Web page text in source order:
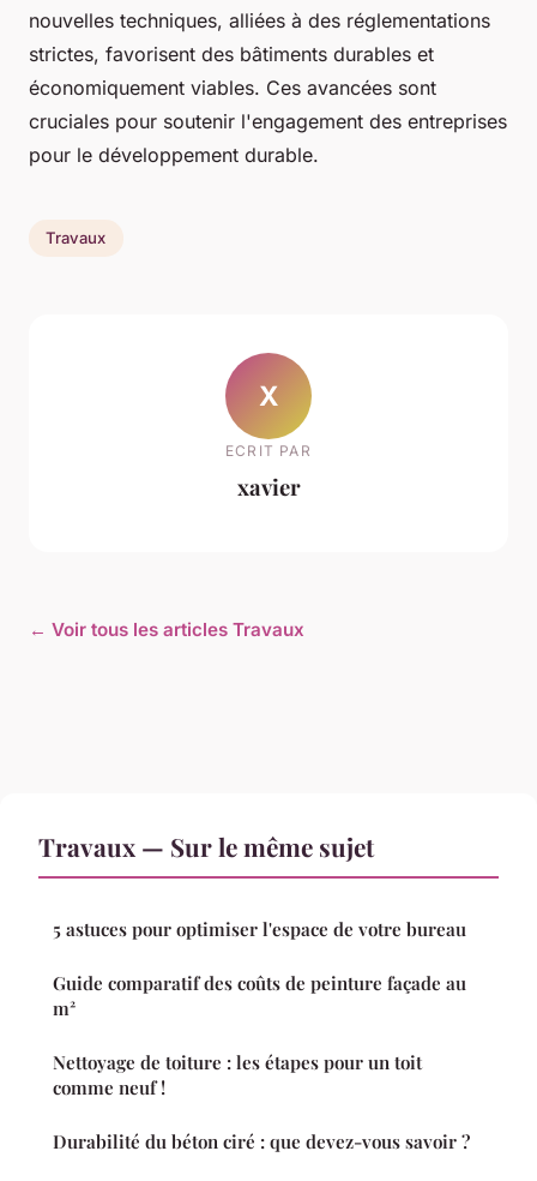
nouvelles techniques, alliées à des réglementations
strictes, favorisent des bâtiments durables et
économiquement viables. Ces avancées sont
cruciales pour soutenir l'engagement des entreprises
pour le développement durable.
Travaux
X
ECRIT PAR
xavier
← Voir tous les articles Travaux
Travaux — Sur le même sujet
5 astuces pour optimiser l'espace de votre bureau
Guide comparatif des coûts de peinture façade au
m²
Nettoyage de toiture : les étapes pour un toit
comme neuf !
Durabilité du béton ciré : que devez-vous savoir ?